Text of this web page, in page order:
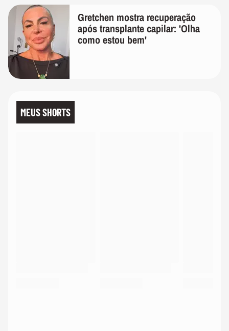
Gretchen mostra recuperação
após transplante capilar: 'Olha
como estou bem'
MEUS SHORTS